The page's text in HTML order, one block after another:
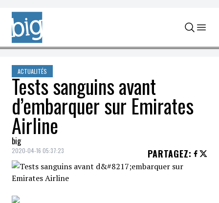
Skip to content
ACTUALITÉS
Tests sanguins avant
d’embarquer sur Emirates
Airline
big
2020-04-16 05:37:23 PARTAGEZ: